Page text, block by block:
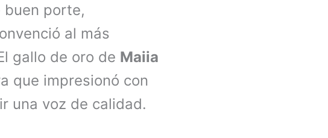
buen porte,
al más
gallo de oro de Maiia
que impresionó con
una voz de calidad.